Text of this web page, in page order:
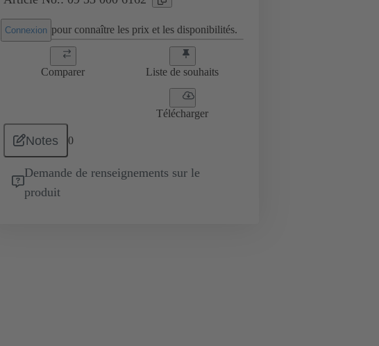
Connexion pour connaître les prix et les disponibilités.
Comparer Liste de souhaits
Télécharger
Notes 0
Demande de renseignements sur le
produit